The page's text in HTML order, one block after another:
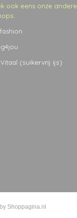
ook eens onze andere
(suikervrij ijs)
Shoppagina.nl